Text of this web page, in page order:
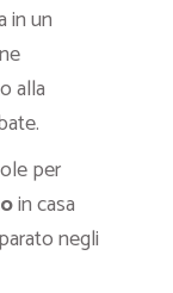
in un
alla
per
in casa
negli